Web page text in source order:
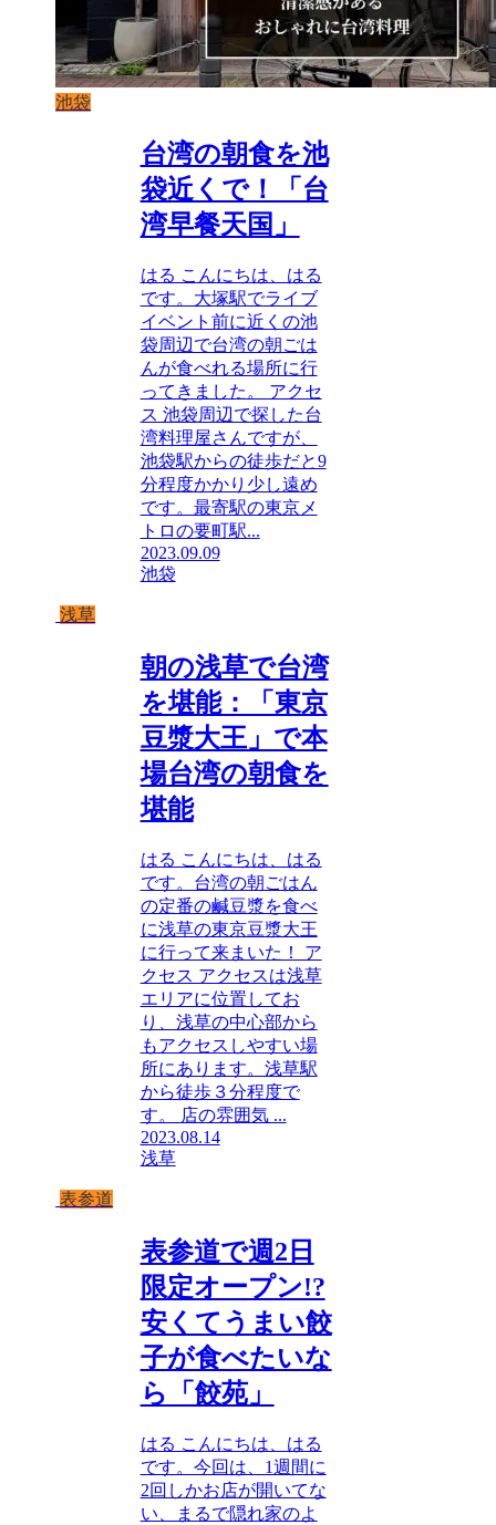
池袋
台湾の朝食を池
袋近くで！「台
湾早餐天国」
はる こんにちは、はる
です。大塚駅でライブ
イベント前に近くの池
袋周辺で台湾の朝ごは
んが食べれる場所に行
ってきました。 アクセ
ス 池袋周辺で探した台
湾料理屋さんですが、
池袋駅からの徒歩だと9
分程度かかり少し遠め
です。最寄駅の東京メ
トロの要町駅...
2023.09.09
池袋
浅草
朝の浅草で台湾
を堪能：「東京
豆漿大王」で本
場台湾の朝食を
堪能
はる こんにちは、はる
です。台湾の朝ごはん
の定番の鹹豆漿を食べ
に浅草の東京豆漿大王
に行って来まいた！ ア
クセス アクセスは浅草
エリアに位置してお
り、浅草の中心部から
もアクセスしやすい場
所にあります。浅草駅
から徒歩３分程度で
す。 店の雰囲気 ...
2023.08.14
浅草
表参道
表参道で週2日
限定オープン!?
安くてうまい餃
子が食べたいな
ら「餃苑」
はる こんにちは、はる
です。今回は、1週間に
2回しかお店が開いてな
い、まるで隠れ家のよ